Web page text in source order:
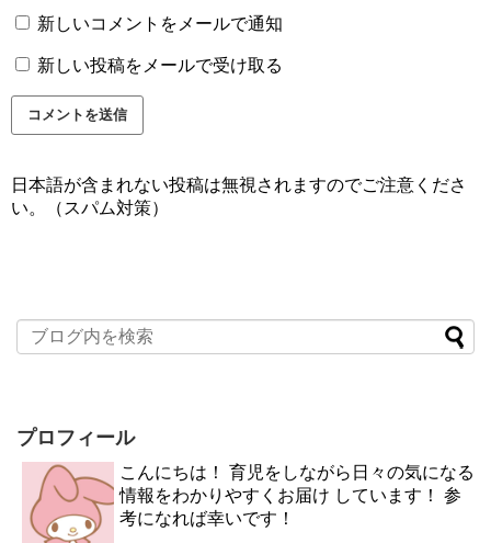
新しいコメントをメールで通知
新しい投稿をメールで受け取る
日本語が含まれない投稿は無視されますのでご注意くださ
い。（スパム対策）
プロフィール
こんにちは！ 育児をしながら日々の気になる
情報をわかりやすくお届け しています！ 参
考になれば幸いです！